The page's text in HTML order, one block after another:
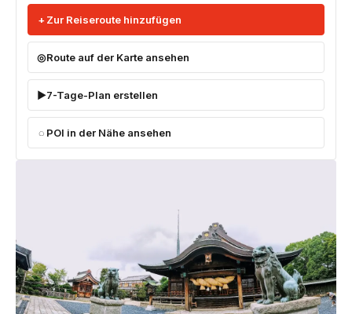
Zur Reiseroute hinzufügen
Route auf der Karte ansehen
7-Tage-Plan erstellen
POI in der Nähe ansehen